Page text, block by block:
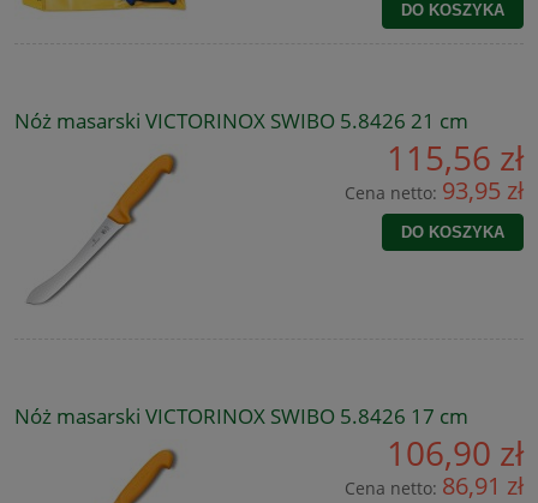
DO KOSZYKA
Nóż masarski VICTORINOX SWIBO 5.8426 21 cm
115,56 zł
Cena netto: 93,95 zł
DO KOSZYKA
Nóż masarski VICTORINOX SWIBO 5.8426 17 cm
106,90 zł
Cena netto: 86,91 zł